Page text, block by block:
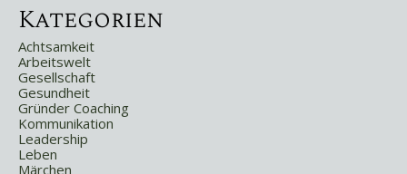
Kategorien
Achtsamkeit
Arbeitswelt
Gesellschaft
Gesundheit
Gründer Coaching
Kommunikation
Leadership
Leben
Märchen